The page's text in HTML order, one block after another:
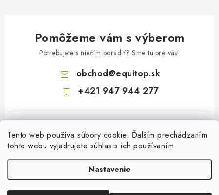
Tento web používa súbory cookie. Ďalším prechádzaním
tohto webu vyjadrujete súhlas s ich používaním.
Nastavenie
Pomôžeme vám s výberom
Potrebujete s niečím poradiť? Sme tu pre vás!
obchod@equitop.sk
+421 947 944 277